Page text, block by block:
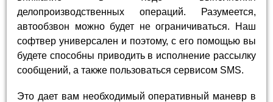
делопроизводственных операций. Разумеется,
автообзвон можно будет не ограничиваться. Наш
софтвер универсален и поэтому, с его помощью вы
будете способны приводить в исполнение рассылку
сообщений, а также пользоваться сервисом SMS.
Это дает вам необходимый оперативный маневр в